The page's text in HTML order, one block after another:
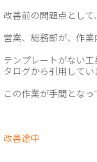
改善前の問題点として、
営業、総務部が、作業
テンプレートがない
タログから引用して
この作業が手間となっ
改善途中